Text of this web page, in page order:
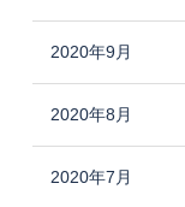
2020年9月
2020年8月
2020年7月